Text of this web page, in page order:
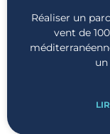
Réaliser un
vent de